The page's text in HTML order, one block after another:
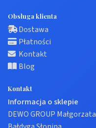
Obsługa klienta
Dostawa
Płatności
Kontakt
Blog
Kontakt
Informacja o sklepie
DEWO GROUP Małgorzata